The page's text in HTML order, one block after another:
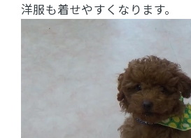
洋服も着せやすくなります。